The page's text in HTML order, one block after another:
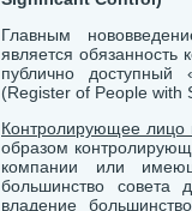
Главным
является обязанность
публично доступный
(Register of People with
Контролирующее лицо
образом
компании или
большинство совета
владение